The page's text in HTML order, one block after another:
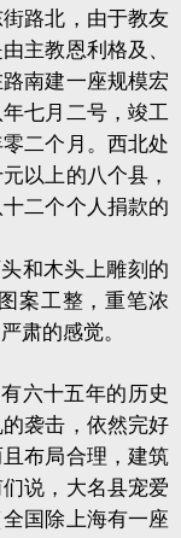
路北，由于教友
主教恩利格及、
南建一座规模宏
七月二号，竣工
二个月。西北处
以上的八个县，
二个个人捐款的
和木头上雕刻的
案工整，重笔浓
肃的感觉。
六十五年的历史
袭击，依然完好
布局合理，建筑
说，大名县宠爱
国除上海有一座